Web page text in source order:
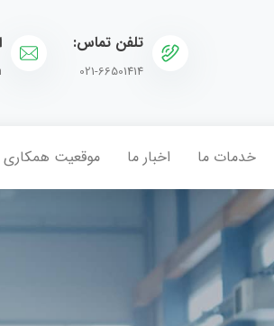
تلفن تماس:
021-66501414
خدمات ما اخبار ما موقعیت همکاری